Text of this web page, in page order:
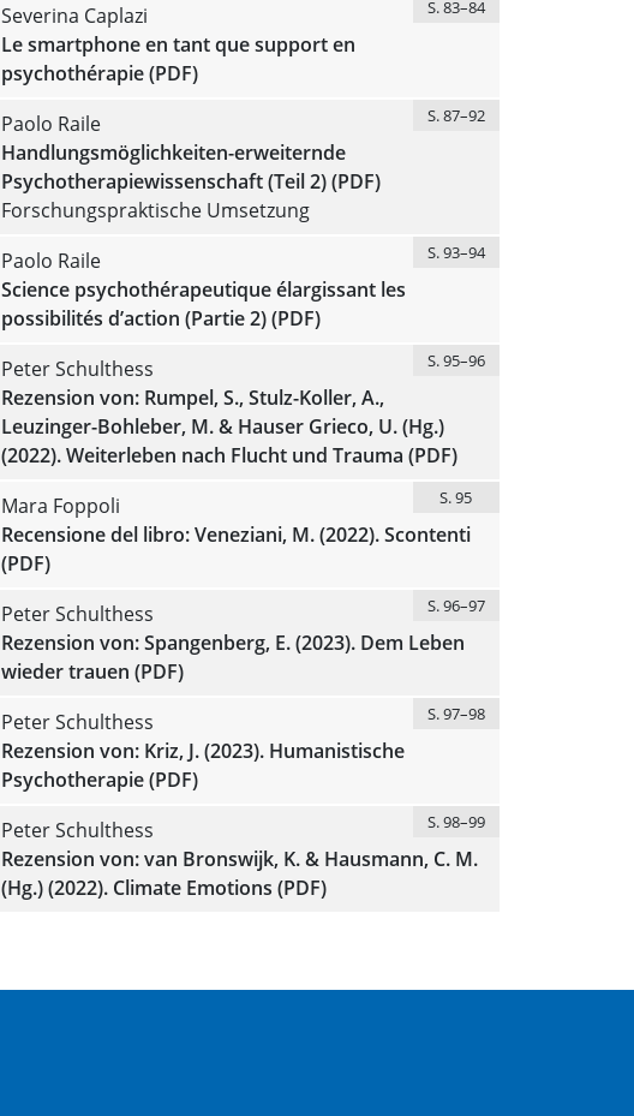
Severina Caplazi
S. 83–84
Le smartphone en tant que support en
psychothérapie (PDF)
Paolo Raile
S. 87–92
Handlungsmöglichkeiten-erweiternde
Psychotherapiewissenschaft (Teil 2) (PDF)
Forschungspraktische Umsetzung
Paolo Raile
S. 93–94
Science psychothérapeutique élargissant les
possibilités d’action (Partie 2) (PDF)
Peter Schulthess
S. 95–96
Rezension von: Rumpel, S., Stulz-Koller, A.,
Leuzinger-Bohleber, M. & Hauser Grieco, U. (Hg.)
(2022). Weiterleben nach Flucht und Trauma (PDF)
Mara Foppoli
S. 95
Recensione del libro: Veneziani, M. (2022). Scontenti
(PDF)
Peter Schulthess
S. 96–97
Rezension von: Spangenberg, E. (2023). Dem Leben
wieder trauen (PDF)
Peter Schulthess
S. 97–98
Rezension von: Kriz, J. (2023). Humanistische
Psychotherapie (PDF)
Peter Schulthess
S. 98–99
Rezension von: van Bronswijk, K. & Hausmann, C. M.
(Hg.) (2022). Climate Emotions (PDF)